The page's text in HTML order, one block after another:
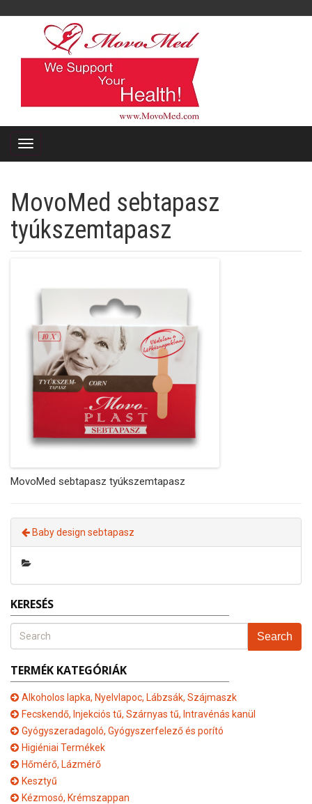
MovoMed sebtapasz
tyúkszemtapasz
MovoMed sebtapasz tyúkszemtapasz
Baby design sebtapasz
KERESÉS
Search
TERMÉK KATEGÓRIÁK
Alkoholos lapka, Nyelvlapoc, Lábzsák, Szájmaszk
Fecskendő, Injekciós tű, Szárnyas tű, Intravénás kanül
Gyógyszeradagoló, Gyógyszerfelező és porító
Higiéniai Termékek
Hőmérő, Lázmérő
Kesztyű
Kézmosó, Krémszappan